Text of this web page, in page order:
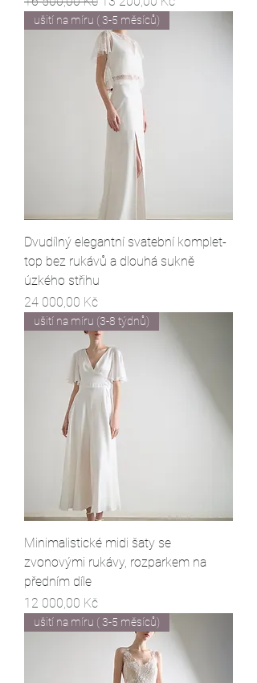
ušití na míru ( 3-5 měsíců)
Dvudílný elegantní svatební komplet-
top bez rukávů a dlouhá sukně
úzkého střihu
Cena
24 000,00 Kč
ušití na míru (3-8 týdnů)
Minimalistické midi šaty se
zvonovými rukávy, rozparkem na
předním díle
Cena
12 000,00 Kč
ušití na míru ( 3-5 měsíců)